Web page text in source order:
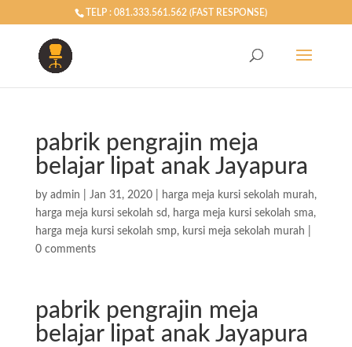
TELP : 081.333.561.562 (FAST RESPONSE)
pabrik pengrajin meja
belajar lipat anak Jayapura
by admin Jan 31, 2020| harga meja kursi sekolah murah,
harga meja kursi sekolah sd , harga meja kursi sekolah sma,
harga meja kursi sekolah smp, kursi meja sekolah murah
0 comments
pabrik pengrajin meja
belajar lipat anak Jayapura